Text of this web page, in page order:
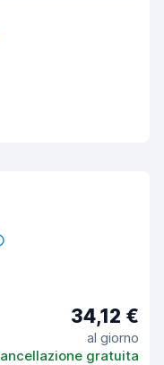
34,12 €
al giorno
gratuita